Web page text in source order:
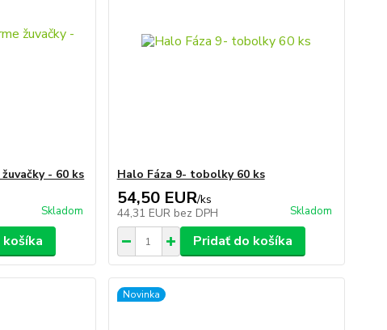
- 60 ks
Skladom
Halo Fáza 9- tobolky 60 ks
54,50 EUR/ks
44,31 EUR bez DPH Skladom
Pridať do košíka
Novinka